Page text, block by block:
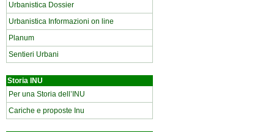
Urbanistica Dossier
Urbanistica Informazioni on line
Planum
Sentieri Urbani
Storia INU
Per una Storia dell’INU
Cariche e proposte Inu